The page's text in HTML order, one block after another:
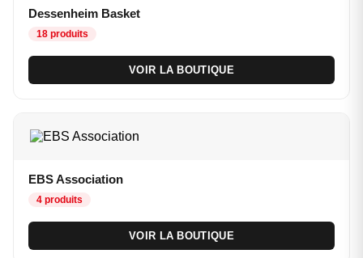
Dessenheim Basket
18 produits
VOIR LA BOUTIQUE
EBS Association
4 produits
VOIR LA BOUTIQUE